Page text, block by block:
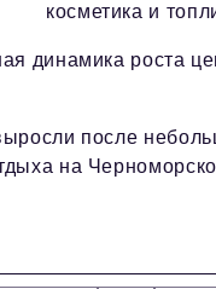
косметика и
динамика роста
после
на